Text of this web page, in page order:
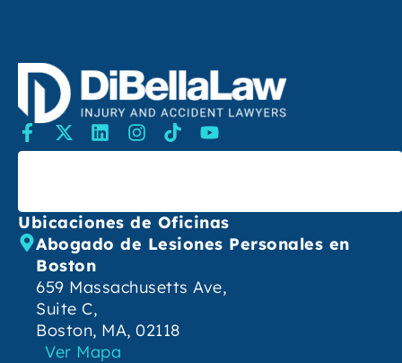
Buscar
Ubicaciones de Oficinas
Abogado de Lesiones Personales en
Boston
659 Massachusetts Ave,
Suite C,
Boston, MA, 02118
Ver Mapa